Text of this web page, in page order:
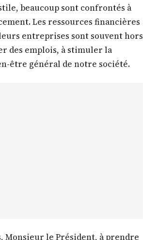
beaucoup sont confrontés à
Les ressources financières
entreprises sont souvent hors
des emplois, à stimuler la
être général de notre société.
Monsieur le Président, à prendre